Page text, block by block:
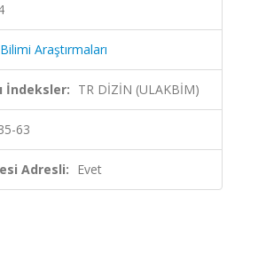
Araştırmaları
İndeksler: TR DİZİN (ULAKBİM)
63
Adresli: Evet